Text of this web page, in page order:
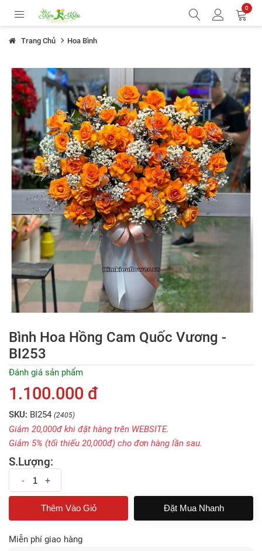
0
Trang Chủ Hoa Bình
Bình Hoa Hồng Cam Quốc Vương -
BI253
Đánh giá sản phẩm
1.100.000 đ
SKU: BI254 (2405)
Giảm 20,000đ khi đặt hàng trên WEBSITE.
Giảm 5% (tối thiếu 20,000đ) cho đơn hàng lần sau.
S.Lượng:
- +
Đặt Mua Nhanh
Miễn phí giao hàng